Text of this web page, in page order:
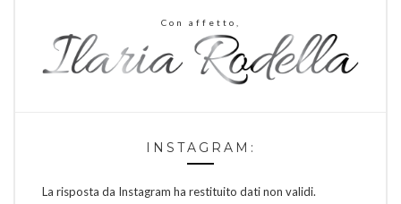
Con affetto,
INSTAGRAM:
La risposta da Instagram ha restituito dati non validi.